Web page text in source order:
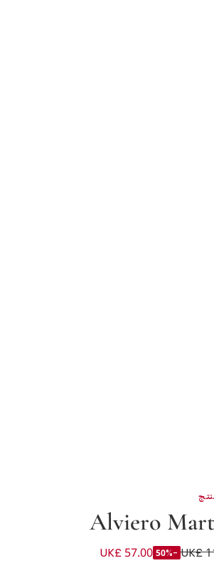
Alviero
Cotton Bermuda Shorts with Geo
UK£
-50%
UK£ 57.00